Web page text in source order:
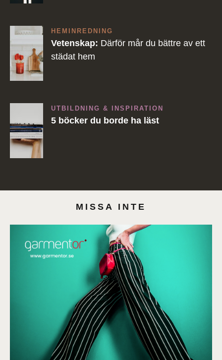
HEMINREDNING
Vetenskap: Därför mår du bättre av ett
städat hem
UTBILDNING & INSPIRATION
5 böcker du borde ha läst
MISSA INTE